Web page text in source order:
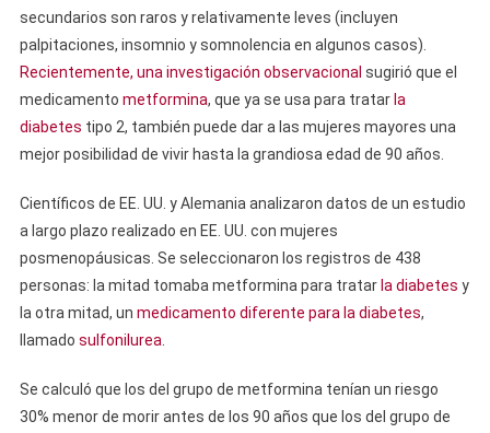
secundarios son raros y relativamente leves (incluyen
palpitaciones, insomnio y somnolencia en algunos casos).
Recientemente, una investigación observacional sugirió que el
medicamento metformina, que ya se usa para tratar la
diabetes tipo 2, también puede dar a las mujeres mayores una
mejor posibilidad de vivir hasta la grandiosa edad de 90 años.
Científicos de EE. UU. y Alemania analizaron datos de un estudio
a largo plazo realizado en EE. UU. con mujeres
posmenopáusicas. Se seleccionaron los registros de 438
personas: la mitad tomaba metformina para tratar la diabetes y
la otra mitad, un medicamento diferente para la diabetes,
llamado sulfonilurea
Se calculó que los del grupo de metformina tenían un riesgo
30% menor de morir antes de los 90 años que los del grupo de